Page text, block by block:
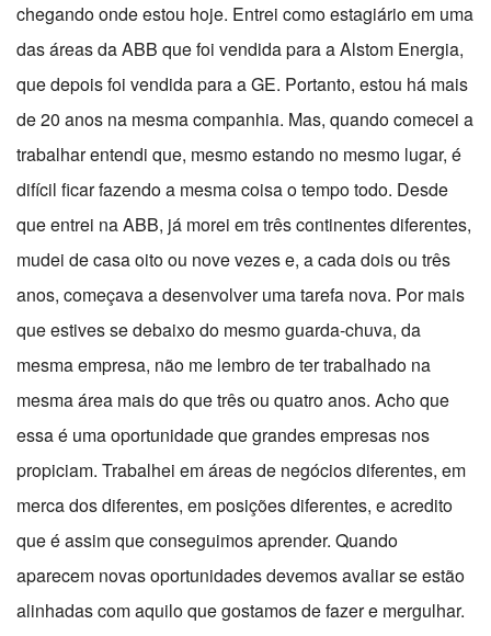
chegando onde estou hoje. Entrei como estagiário em uma
das áreas da ABB que foi vendida para a Alstom Energia,
que depois foi vendida para a GE. Portanto, estou há mais
de 20 anos na mesma companhia. Mas, quando comecei a
trabalhar entendi que, mesmo estando no mesmo lugar, é
difícil ficar fazendo a mesma coisa o tempo todo. Desde
que entrei na ABB, já morei em três continentes diferentes,
mudei de casa oito ou nove vezes e, a cada dois ou três
anos, começava a desenvolver uma tarefa nova. Por mais
que estives se debaixo do mesmo guarda-chuva, da
mesma empresa, não me lembro de ter trabalhado na
mesma área mais do que três ou quatro anos. Acho que
essa é uma oportunidade que grandes empresas nos
propiciam. Trabalhei em áreas de negócios diferentes, em
merca dos diferentes, em posições diferentes, e acredito
que é assim que conseguimos aprender. Quando
aparecem novas oportunidades devemos avaliar se estão
alinhadas com aquilo que gostamos de fazer e mergulhar.